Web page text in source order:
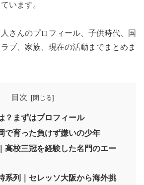
います。
さんのプロフィール、子供時代、国
ブ、家族、現在の活動までまとめま
目次
？まずはプロフィール
で育った負けず嫌いの少年
高校三冠を経験した名門のエー
系列｜セレッソ大阪から海外挑